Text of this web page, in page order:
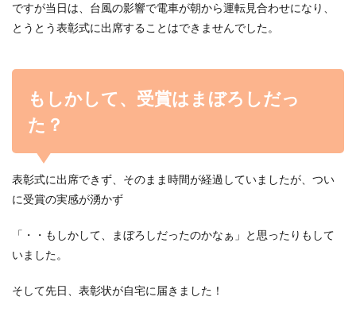
ですが当日は、台風の影響で電車が朝から運転見合わせになり、
とうとう表彰式に出席することはできませんでした。
もしかして、受賞はまぼろしだっ
た？
表彰式に出席できず、そのまま時間が経過していましたが、つい
に受賞の実感が湧かず
「・・もしかして、まぼろしだったのかなぁ」と思ったりもして
いました。
そして先日、表彰状が自宅に届きました！